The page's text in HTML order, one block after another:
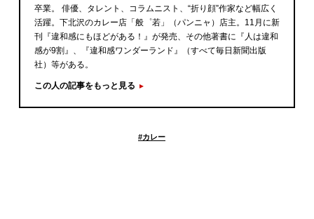
卒業。 俳優、タレント、コラムニスト、“折り顔”作家など幅広く
活躍。下北沢のカレー店「般゜若」（パンニャ）店主。11月に新
刊『違和感にもほどがある！』が発売、その他著書に『人は違和
感が9割』、『違和感ワンダーランド』（すべて毎日新聞出版
社）等がある。
この人の記事をもっと見る
#カレー